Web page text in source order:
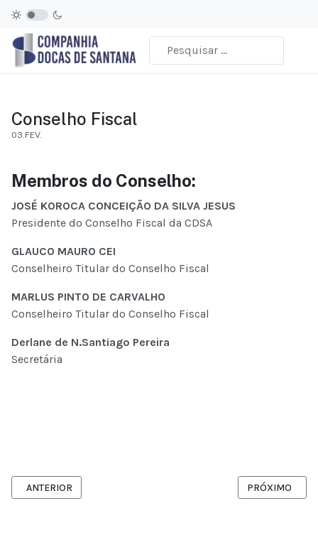
Conselho Fiscal
03.FEV.
Membros do Conselho:
JOSÉ KOROCA CONCEIÇÃO DA SILVA JESUS
Presidente do Conselho Fiscal da CDSA
GLAUCO MAURO CEI
Conselheiro Titular do Conselho Fiscal
MARLUS PINTO DE CARVALHO
Conselheiro Titular do Conselho Fiscal
Derlane de N.Santiago Pereira
Secretária
ARTIGO ANTERIOR: ATAS DO CAP ANTERIOR A LEI 15.812
ANTERIOR PRÓXIMO
PRÓXIMO